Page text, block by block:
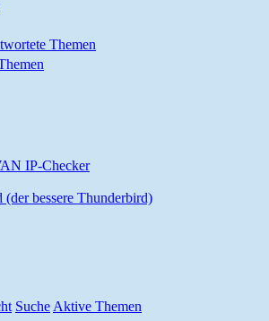
Themen
IP-Checker
(der bessere Thunderbird)
SucheAktive Themen